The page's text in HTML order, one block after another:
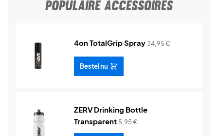
POPULAIRE ACCESSOIRES
4on TotalGrip Spray 34,95€
Bestel nu
ZERV Drinking Bottle
Transparent 5,95€